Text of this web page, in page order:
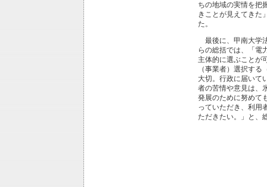
ちの地域の実情を把
きことが見えてきた
た。
最後に、甲南大学
らの総括では、「電
主体的に選ぶことが
（事業者）選択す
大切。行政に届いて
者の苦情や意見は、
発展のために努めて
っていただき、利用
ただきたい。」と、